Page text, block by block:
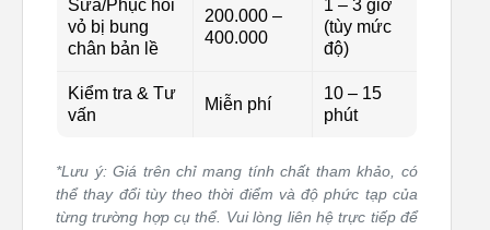
Sửa/Phục hồi
vỏ bị bung
chân bản lề
200.000 –
400.000
1 – 3 giờ
(tùy mức
độ)
Kiểm tra & Tư
vấn
Miễn phí
10 – 15
phút
*Lưu ý: Giá trên chỉ mang tính chất tham khảo, có
thể thay đổi tùy theo thời điểm và độ phức tạp của
từng trường hợp cụ thể. Vui lòng liên hệ trực tiếp để